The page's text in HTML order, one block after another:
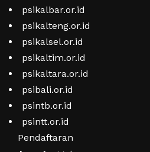
psikalbar.or.id
psikalteng.or.id
psikalsel.or.id
psikaltim.or.id
psikaltara.or.id
psibali.or.id
psintb.or.id
psintt.or.id
Pendaftaran